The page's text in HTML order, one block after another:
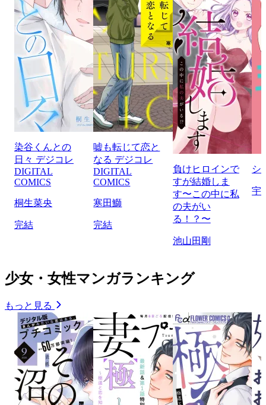
染谷くんとの
日々 デジコレ
DIGITAL
COMICS
桐生菜央
完結
嘘も転じて恋と
なる デジコレ
DIGITAL
COMICS
寒田鰤
完結
負けヒロインで
すが結婚しま
す〜この中に私
の夫がい
る！？〜
池山田剛
シ
宇
少女・女性マンガランキング
もっと見る